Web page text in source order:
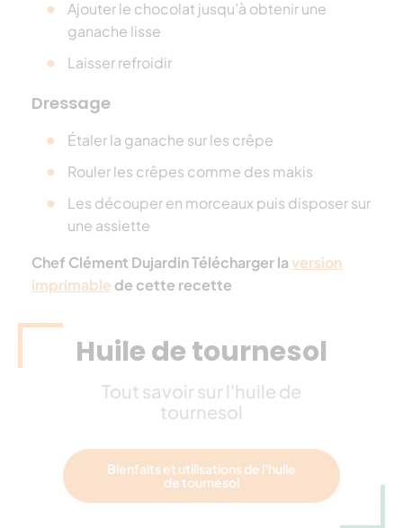
Ajouter le chocolat jusqu’à obtenir une
ganache lisse
Laisser refroidir
Dressage
Étaler la ganache sur les crêpe
Rouler les crêpes comme des makis
Les découper en morceaux puis disposer sur
une assiette
Chef Clément Dujardin Télécharger laversion
imprimable de cette recette
Huile de tournesol
Tout savoir sur l'huile de
tournesol
Bienfaits et utilisations de l'huile
de tournesol